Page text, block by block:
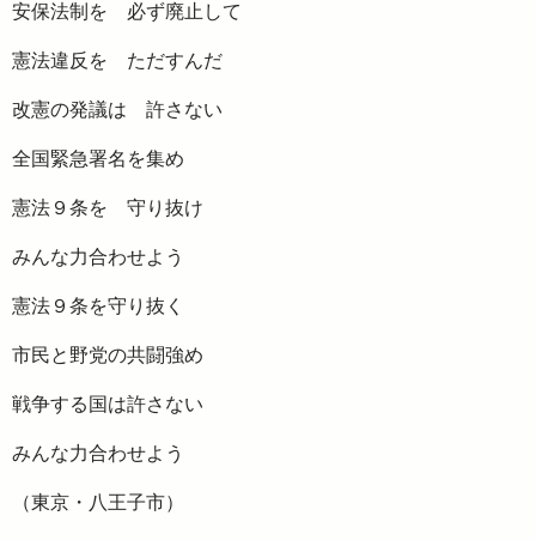
安保法制を 必ず廃止して
憲法違反を ただすんだ
改憲の発議は 許さない
全国緊急署名を集め
憲法９条を 守り抜け
みんな力合わせよう
憲法９条を守り抜く
市民と野党の共闘強め
戦争する国は許さない
みんな力合わせよう
（東京・八王子市）